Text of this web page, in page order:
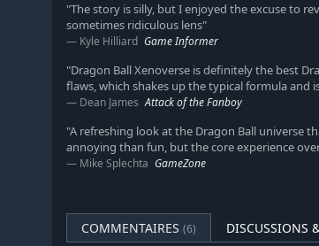
"The story is silly, but I enjoyed the excuse to
sometimes ridiculous lens"
Kyle Hilliard Game Informer
"Dragon Ball Xenoverse is definitely the best
flaws, which shakes up the typical formula and
Dean James Attack of the Fanboy
"A refreshing look at the Dragon Ball universe
annoying than fun, but the core experience
Mike Splechta GameZone
COMMENTAIRES (6) DISCUSSIONS